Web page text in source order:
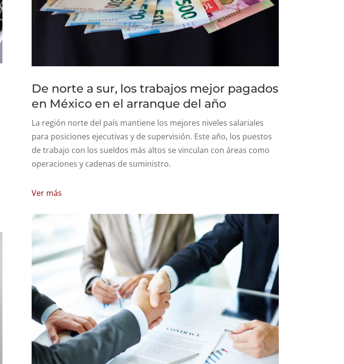
De norte a sur, los trabajos mejor pagados
en México en el arranque del año
La región norte del país mantiene los mejores niveles salariales
para posiciones ejecutivas y de supervisión. Este año, los puestos
de trabajo con los sueldos más altos se vinculan con áreas como
operaciones y cadenas de suministro.
Ver más